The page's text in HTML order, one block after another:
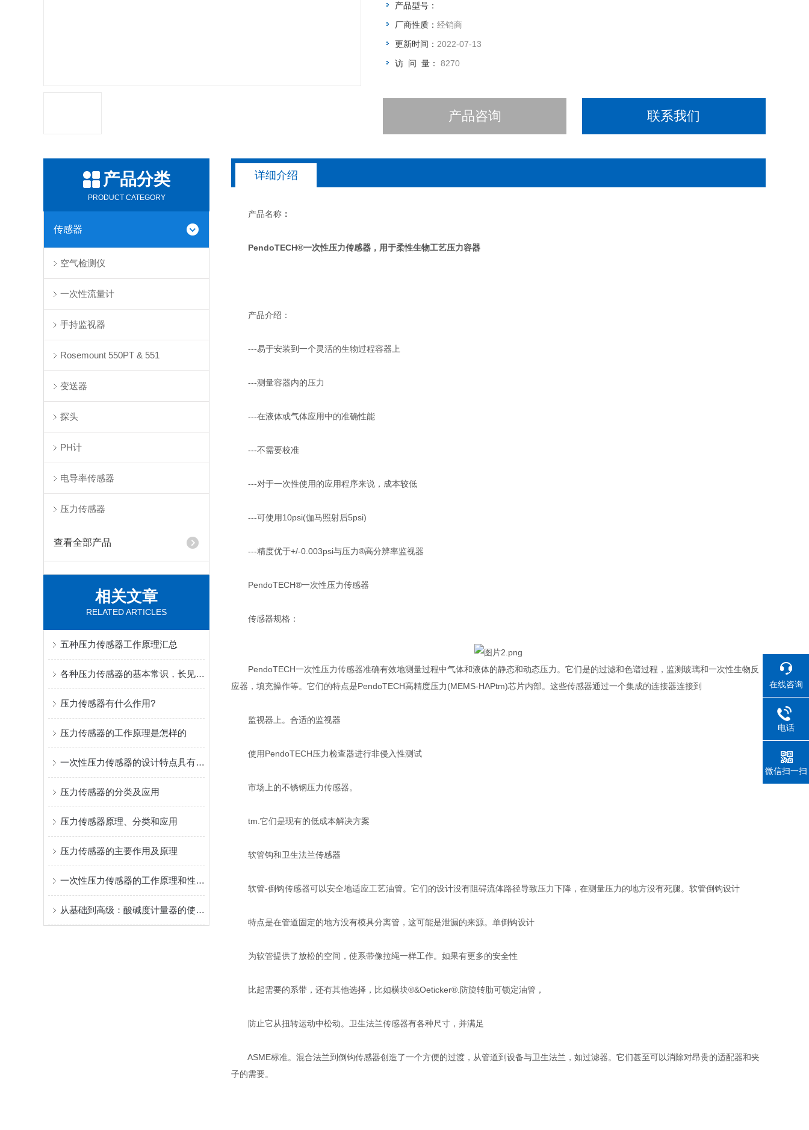
---不需要校准
--对于一次性使用的应用程序来说，成本较低
--可使用10psi（伽马照射后5psi）
--精度优于+/-0.003psi与压力®高分辨率监视器
产品型号：
厂商性质： 经销商
更新时间： 2022-07-13
访 问 量： 8270
产品咨询 联系我们
产品分类
PRODUCT CATEGORY
传感器
空气检测仪
一次性流量计
手持监视器
Rosemount 550PT & 551
变送器
探头
PH计
电导率传感器
压力传感器
查看全部产品
相关文章
RELATED ARTICLES
五种压力传感器工作原理汇总
各种压力传感器的基本常识，长见识了！
压力传感器有什么作用?
压力传感器的工作原理是怎样的
一次性压力传感器的设计特点具有安全可靠性
压力传感器的分类及应用
压力传感器原理、分类和应用
压力传感器的主要作用及原理
一次性压力传感器的工作原理和性能特点
从基础到高级：酸碱度计量器的使用技巧与故障排除
详细介绍
产品名称 ：
PendoTECH®一次性压力传感器，用于柔性生物工艺压力容器
产品介绍：
---易于安装到一个灵活的生物过程容器上
---测量容器内的压力
---在液体或气体应用中的准确性能
---不需要校准
---对于一次性使用的应用程序来说，成本较低
---可使用10psi(伽马照射后5psi)
---精度优于+/-0.003psi与压力®高分辨率监视器
PendoTECH®一次性压力传感器
传感器规格：
PendoTECH一次性压力传感器准确有效地测量过程中气体和液体的静态和动态压力。它们是的过滤和色谱过程，监测玻璃和一次性生物反
应器，填充操作等。它们的特点是PendoTECH高精度压力(MEMS-HAPtm)芯片内部。这些传感器通过一个集成的连接器连接到
监视器上。合适的监视器
使用PendoTECH压力检查器进行非侵入性测试
市场上的不锈钢压力传感器。
tm.它们是现有的低成本解决方案
软管钩和卫生法兰传感器
软管-倒钩传感器可以安全地适应工艺油管。它们的设计没有阻碍流体路径导致压力下降，在测量压力的地方没有死腿。软管倒钩设计
特点是在管道固定的地方没有模具分离管，这可能是泄漏的来源。单倒钩设计
为软管提供了放松的空间，使系带像拉绳一样工作。如果有更多的安全性
比起需要的系带，还有其他选择，比如横块®&Oeticker®.防旋转肋可锁定油管，
防止它从扭转运动中松动。卫生法兰传感器有各种尺寸，并满足
ASME标准。混合法兰到倒钩传感器创造了一个方便的过渡，从管道到设备与卫生法兰，如过滤器。它们甚至可以消除对昂贵的适配器和夹
子的需要。
在线咨询
电话
微信扫一扫